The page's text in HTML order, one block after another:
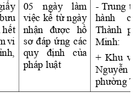
y
bưu
hết
vi
05 ngày
làm
việc kể từ ngày
nhận
được
hồ
sơ đáp ứng các
quy
định của
pháp luật
- Trung
hành
Thành
Minh:
+ Khu
Nguyễn
phường